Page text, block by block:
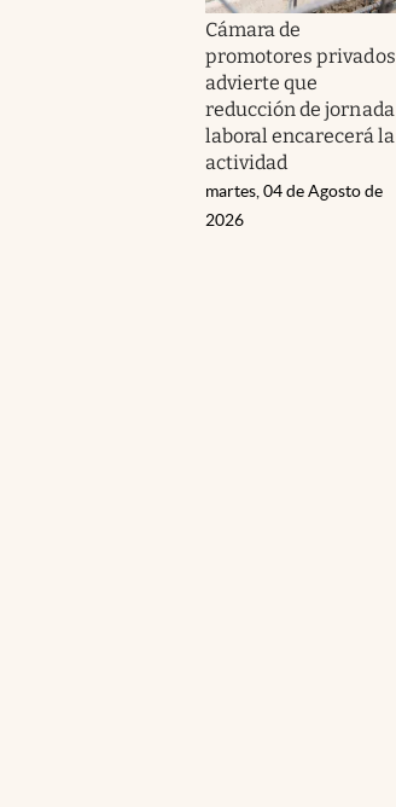
Cámara de
promotores privados
advierte que
reducción de jornada
laboral encarecerá la
actividad
martes, 04 de Agosto de
2026